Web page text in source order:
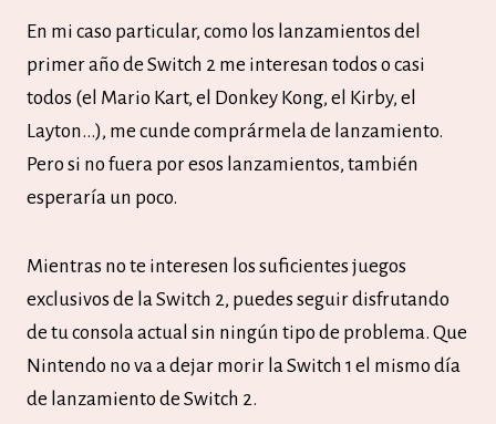
En mi caso particular, como los lanzamientos del
primer año de Switch 2 me interesan todos o casi
todos (el Mario Kart, el Donkey Kong, el Kirby, el
Layton…), me cunde comprármela de lanzamiento.
Pero si no fuera por esos lanzamientos, también
esperaría un poco.
Mientras no te interesen los suficientes juegos
exclusivos de la Switch 2, puedes seguir disfrutando
de tu consola actual sin ningún tipo de problema. Que
Nintendo no va a dejar morir la Switch 1 el mismo día
de lanzamiento de Switch 2.